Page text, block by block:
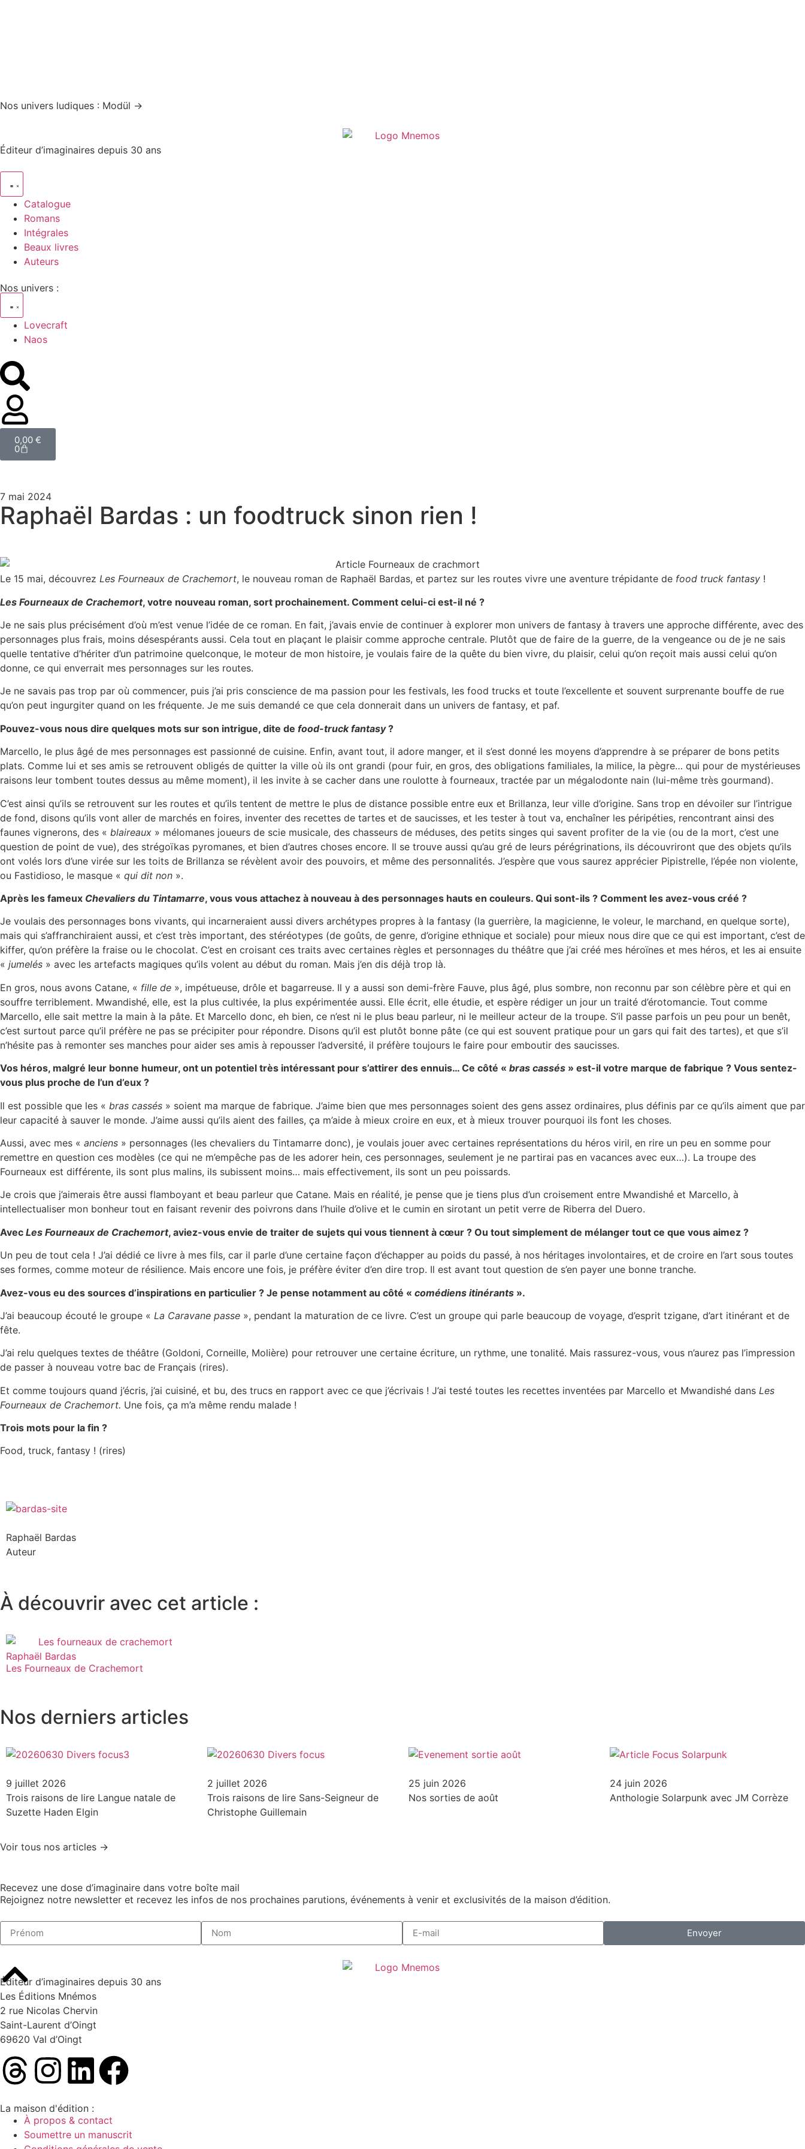
Nos univers ludiques : Modül →
Éditeur d’imaginaires depuis 30 ans
Catalogue
Romans
Intégrales
Beaux livres
Auteurs
Nos univers :
Lovecraft
Naos
0,00 €
0
7 mai 2024
Raphaël Bardas : un foodtruck sinon rien !
Le 15 mai, découvrez Les Fourneaux de Crachemort, le nouveau roman de Raphaël Bardas, et partez sur les routes vivre une aventure trépidante de food truck fantasy !
Les Fourneaux de Crachemort, votre nouveau roman, sort prochainement. Comment celui-ci est-il né ?
Je ne sais plus précisément d’où m’est venue l’idée de ce roman. En fait, j’avais envie de continuer à explorer mon univers de fantasy à travers une approche différente, avec des
personnages plus frais, moins désespérants aussi. Cela tout en plaçant le plaisir comme approche centrale. Plutôt que de faire de la guerre, de la vengeance ou de je ne sais
quelle tentative d’hériter d’un patrimoine quelconque, le moteur de mon histoire, je voulais faire de la quête du bien vivre, du plaisir, celui qu’on reçoit mais aussi celui qu’on
donne, ce qui enverrait mes personnages sur les routes.
Je ne savais pas trop par où commencer, puis j’ai pris conscience de ma passion pour les festivals, les food trucks et toute l’excellente et souvent surprenante bouffe de rue
qu’on peut ingurgiter quand on les fréquente. Je me suis demandé ce que cela donnerait dans un univers de fantasy, et paf.
Pouvez-vous nous dire quelques mots sur son intrigue, dite de food-truck fantasy?
Marcello, le plus âgé de mes personnages est passionné de cuisine. Enfin, avant tout, il adore manger, et il s’est donné les moyens d’apprendre à se préparer de bons petits
plats. Comme lui et ses amis se retrouvent obligés de quitter la ville où ils ont grandi (pour fuir, en gros, des obligations familiales, la milice, la pègre… qui pour de mystérieuses
raisons leur tombent toutes dessus au même moment), il les invite à se cacher dans une roulotte à fourneaux, tractée par un mégalodonte nain (lui-même très gourmand).
C’est ainsi qu’ils se retrouvent sur les routes et qu’ils tentent de mettre le plus de distance possible entre eux et Brillanza, leur ville d’origine. Sans trop en dévoiler sur l’intrigue
de fond, disons qu’ils vont aller de marchés en foires, inventer des recettes de tartes et de saucisses, et les tester à tout va, enchaîner les péripéties, rencontrant ainsi des
faunes vignerons, des « blaireaux » mélomanes joueurs de scie musicale, des chasseurs de méduses, des petits singes qui savent profiter de la vie (ou de la mort, c’est une
question de point de vue), des strégoïkas pyromanes, et bien d’autres choses encore. Il se trouve aussi qu’au gré de leurs pérégrinations, ils découvriront que des objets qu’ils
ont volés lors d’une virée sur les toits de Brillanza se révèlent avoir des pouvoirs, et même des personnalités. J’espère que vous saurez apprécier Pipistrelle, l’épée non violente,
ou Fastidioso, le masque « qui dit non ».
Après les fameux Chevaliers du Tintamarre, vous vous attachez à nouveau à des personnages hauts en couleurs. Qui sont-ils ? Comment les avez-vous créé ?
Je voulais des personnages bons vivants, qui incarneraient aussi divers archétypes propres à la fantasy (la guerrière, la magicienne, le voleur, le marchand, en quelque sorte),
mais qui s’affranchiraient aussi, et c’est très important, des stéréotypes (de goûts, de genre, d’origine ethnique et sociale) pour mieux nous dire que ce qui est important, c’est de
kiffer, qu’on préfère la fraise ou le chocolat. C’est en croisant ces traits avec certaines règles et personnages du théâtre que j’ai créé mes héroïnes et mes héros, et les ai ensuite
« jumelés » avec les artefacts magiques qu’ils volent au début du roman. Mais j’en dis déjà trop là.
En gros, nous avons Catane, « fille de », impétueuse, drôle et bagarreuse. Il y a aussi son demi-frère Fauve, plus âgé, plus sombre, non reconnu par son célèbre père et qui en
souffre terriblement. Mwandishé, elle, est la plus cultivée, la plus expérimentée aussi. Elle écrit, elle étudie, et espère rédiger un jour un traité d’érotomancie. Tout comme
Marcello, elle sait mettre la main à la pâte. Et Marcello donc, eh bien, ce n’est ni le plus beau parleur, ni le meilleur acteur de la troupe. S’il passe parfois un peu pour un benêt,
c’est surtout parce qu’il préfère ne pas se précipiter pour répondre. Disons qu’il est plutôt bonne pâte (ce qui est souvent pratique pour un gars qui fait des tartes), et que s’il
n’hésite pas à remonter ses manches pour aider ses amis à repousser l’adversité, il préfère toujours le faire pour emboutir des saucisses.
Vos héros, malgré leur bonne humeur, ont un potentiel très intéressant pour s’attirer des ennuis… Ce côté « bras cassés » est-il votre marque de fabrique ? Vous sentez-
vous plus proche de l’un d’eux ?
Il est possible que les « bras cassés » soient ma marque de fabrique. J’aime bien que mes personnages soient des gens assez ordinaires, plus définis par ce qu’ils aiment que par
leur capacité à sauver le monde. J’aime aussi qu’ils aient des failles, ça m’aide à mieux croire en eux, et à mieux trouver pourquoi ils font les choses.
Aussi, avec mes « anciens » personnages (les chevaliers du Tintamarre donc), je voulais jouer avec certaines représentations du héros viril, en rire un peu en somme pour
remettre en question ces modèles (ce qui ne m’empêche pas de les adorer hein, ces personnages, seulement je ne partirai pas en vacances avec eux…). La troupe des
Fourneaux est différente, ils sont plus malins, ils subissent moins… mais effectivement, ils sont un peu poissards.
Je crois que j’aimerais être aussi flamboyant et beau parleur que Catane. Mais en réalité, je pense que je tiens plus d’un croisement entre Mwandishé et Marcello, à
intellectualiser mon bonheur tout en faisant revenir des poivrons dans l’huile d’olive et le cumin en sirotant un petit verre de Riberra del Duero.
Avec Les Fourneaux de Crachemort, aviez-vous envie de traiter de sujets qui vous tiennent à cœur ? Ou tout simplement de mélanger tout ce que vous aimez ?
Un peu de tout cela ! J’ai dédié ce livre à mes fils, car il parle d’une certaine façon d’échapper au poids du passé, à nos héritages involontaires, et de croire en l’art sous toutes
ses formes, comme moteur de résilience. Mais encore une fois, je préfère éviter d’en dire trop. Il est avant tout question de s’en payer une bonne tranche.
Avez-vous eu des sources d’inspirations en particulier ? Je pense notamment au côté « comédiens itinérants ».
J’ai beaucoup écouté le groupe « La Caravane passe », pendant la maturation de ce livre. C’est un groupe qui parle beaucoup de voyage, d’esprit tzigane, d’art itinérant et de
fête.
J’ai relu quelques textes de théâtre (Goldoni, Corneille, Molière) pour retrouver une certaine écriture, un rythme, une tonalité. Mais rassurez-vous, vous n’aurez pas l’impression
de passer à nouveau votre bac de Français (rires).
Et comme toujours quand j’écris, j’ai cuisiné, et bu, des trucs en rapport avec ce que j’écrivais ! J’ai testé toutes les recettes inventées par Marcello et Mwandishé dans Les
Fourneaux de Crachemort. Une fois, ça m’a même rendu malade !
Trois mots pour la fin ?
Food, truck, fantasy ! (rires)
Raphaël Bardas
Auteur
À découvrir avec cet article :
Raphaël Bardas
Les Fourneaux de Crachemort
Nos derniers articles
9 juillet 2026
Trois raisons de lire Langue natale de
Suzette Haden Elgin
2 juillet 2026
Trois raisons de lire Sans-Seigneur de
Christophe Guillemain
25 juin 2026
Nos sorties de août
24 juin 2026
Anthologie Solarpunk avec JM Corrèze
Voir tous nos articles →
Recevez une dose d’imaginaire dans votre boîte mail
Rejoignez notre newsletter et recevez les infos de nos prochaines parutions, événements à venir et exclusivités de la maison d’édition.
Envoyer
Éditeur d’imaginaires depuis 30 ans
Les Éditions Mnémos
2 rue Nicolas Chervin
Saint-Laurent d’Oingt
69620 Val d’Oingt
La maison d'édition :
À propos & contact
Soumettre un manuscrit